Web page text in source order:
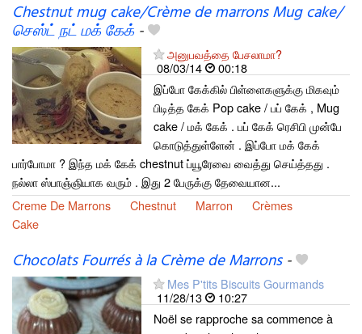
Chestnut mug cake/Crème de marrons Mug cake/
செஸ்ட் நட் மக் கேக் -
அனுபவத்தை பேசலாமா?
08/03/14
00:18
இப்போ கேக்கில் பிள்ளைகளுக்கு மிகவும்
பிடித்த கேக் Pop cake / பப் கேக் , Mug
cake / மக் கேக் . பப் கேக் ரெசிபி முன்பே
கொடுத்துள்ளேன் . இப்போ மக் கேக்
பார்போமா ? இந்த மக் கேக் chestnut ப்யூரேவை வைத்து செய்த்தது .
நல்லா ஸ்பாஞ்ஞியாக வரும் . இது 2 பேருக்கு தேவையான...
Creme De Marrons
Chestnut Marron
Crèmes
Cake
Chocolats Fourrés à la Crème de Marrons-
Mes P'tits Biscuits Gourmands
11/28/13
10:27
Noël se rapproche sa commence à